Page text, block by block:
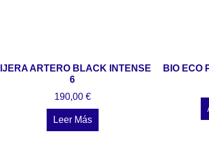
ARTERO BLACK INTENSE
6
190,00 €
Leer Más
BIO ECO